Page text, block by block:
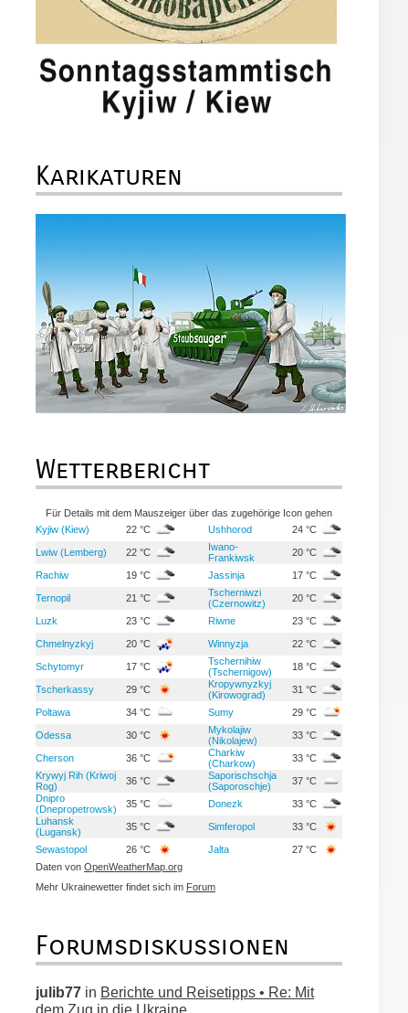
Karikaturen
Wetterbericht
Für Details mit dem Mauszeiger über das zugehörige Icon gehen
Kyjiw (Kiew)
22 °C Ushhorod 24 °C
Lwiw (Lemberg) 22 °C
Iwano-
Frankiwsk
20 °C
Rachiw 19 °C Jassinja 17 °C
Ternopil 21 °C
Tscherniwzi
(Czernowitz)
20 °C
Luzk 23 °C Riwne 23 °C
Chmelnyzkyj 20 °C Winnyzja 22 °C
Schytomyr 17 °C
Tschernihiw
(Tschernigow)
18 °C
Tscherkassy 29 °C
Kropywnyzkyj
(Kirowograd)
31 °C
Poltawa 34 °C Sumy 29 °C
Odessa 30 °C
Mykolajiw
(Nikolajew)
33 °C
Cherson 36 °C
Charkiw
(Charkow)
33 °C
Krywyj Rih (Kriwoj
Rog)
36 °C
Saporischschja
(Saporoschje)
37 °C
Dnipro
(Dnepropetrowsk)
35 °C Donezk
33 °C
Luhansk
(Lugansk)
35 °C Simferopol 33 °C
Sewastopol 26 °C Jalta
27 °C
Daten von OpenWeatherMap.org
Mehr Ukrainewetter findet sich im Forum
Forumsdiskussionen
julib77 in Berichte und Reisetipps • Re: Mit
dem Zug in die Ukraine